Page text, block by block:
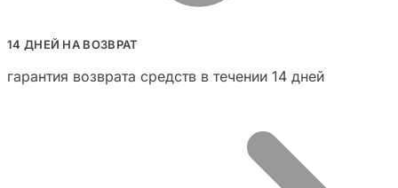
14 ДНЕЙ НА ВОЗВРАТ
гарантия возврата средств в течении 14 дней